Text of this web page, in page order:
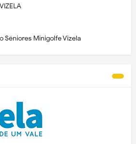
Séniores Minigolfe Vizela